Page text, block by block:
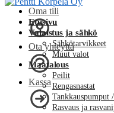
Oma tili
Ota yhteyttä
Kassa
Etusivu
Valaistus ja sähkö
Sähkötarvikkeet
Muut valot
Maatalous
Peilit
Rengasnastat
Tankkauspumput
Rasvaus ja